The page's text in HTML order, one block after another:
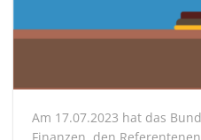
Am 17.07.2023 hat das